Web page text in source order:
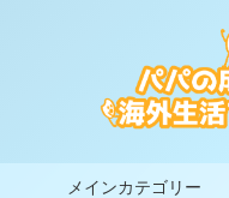
メインカテゴリー